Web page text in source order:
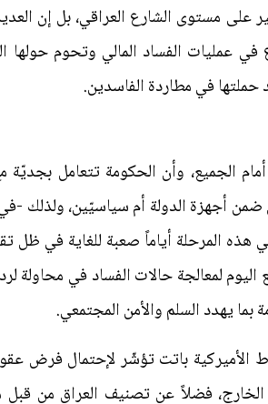
على مستوى الشارع العراقي، بل إن
عمليات الفساد المالي وتحوم حولها
في مطاردة الفاسدين.
الجميع، وأن الحكومة تتعامل
أجهزة الدولة أم سياسيّين، ولذلك -
هذه المرحلة أياماً صعبة للغاية في ظل
لمعالجة حالات الفساد في محاولة
يهدد السلم والأمن المجتمعي.
الأميركية باتت تؤشّر لإحتمال فرض